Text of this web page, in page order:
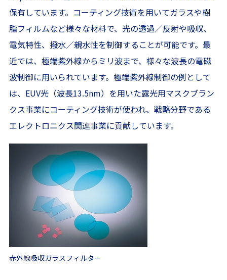
保有しています。コーティング技術を用いてガラスや樹
脂フィルムなど様々な材料で、光の透過／反射や吸収、
電気特性、撥水／親水性を制御することが可能です。最
近では、極端紫外線からミリ波まで、様々な波長の電磁
波制御に用いられています。極端紫外線制御の例として
は、EUV光（波長13.5nm）を用いた露光用マスクブラン
クス事業にコーティング技術が使われ、戦略分野である
エレクトロニクス関連事業に貢献しています。
赤外線吸収ガラスフィルター